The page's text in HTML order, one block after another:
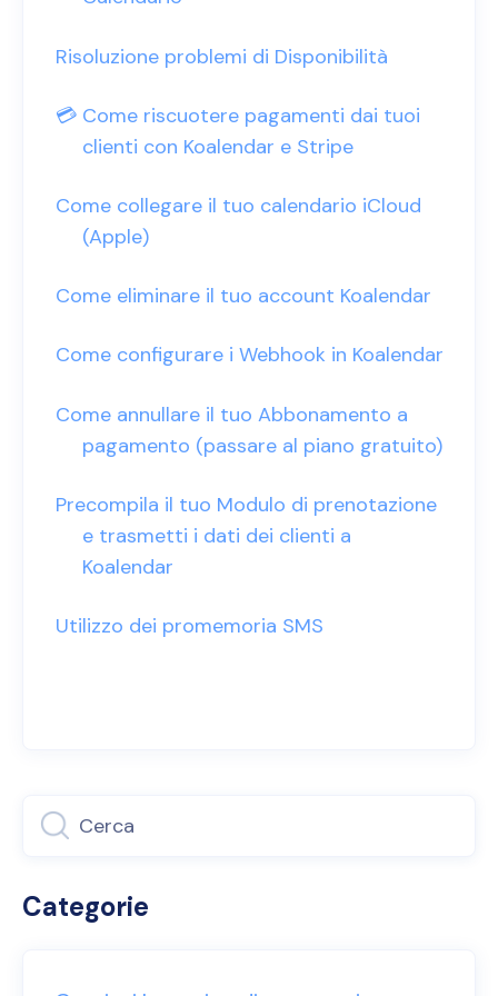
Risoluzione problemi di Disponibilità
💳 Come riscuotere pagamenti dai tuoi
clienti con Koalendar e Stripe
Come collegare il tuo calendario iCloud
(Apple)
Come eliminare il tuo account Koalendar
Come configurare i Webhook in Koalendar
Come annullare il tuo Abbonamento a
pagamento (passare al piano gratuito)
Precompila il tuo Modulo di prenotazione
e trasmetti i dati dei clienti a
Koalendar
Utilizzo dei promemoria SMS
Categorie